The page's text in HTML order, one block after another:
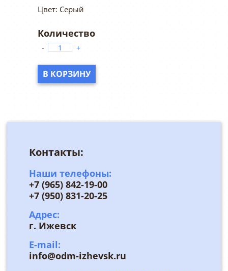
Цвет: Серый
- +
В КОРЗИНУ
Контакты:
Наши телефоны:
+7 (965) 842-19-00
+7 (950) 831-20-25
Адрес:
г. Ижевск
E-mail:
info@odm-izhevsk.ru